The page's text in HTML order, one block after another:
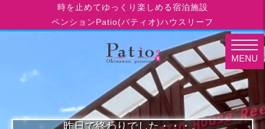
時を止めてゆっくり楽しめる宿泊施設
ペンションPatio(パティオ)ハウスリーフ
昨日で終わりでした・・・。
MENU